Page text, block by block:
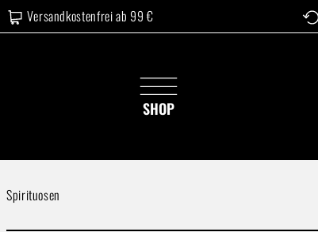
Hauptinhalt springen
Zur Suche springen
Zur Hauptnavigation springen
Versandkostenfrei ab 99 €
SHOP
Spirituosen